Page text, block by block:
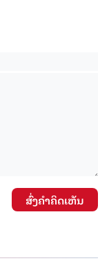
ສົ່ງຄໍາຄິດເຫັນ